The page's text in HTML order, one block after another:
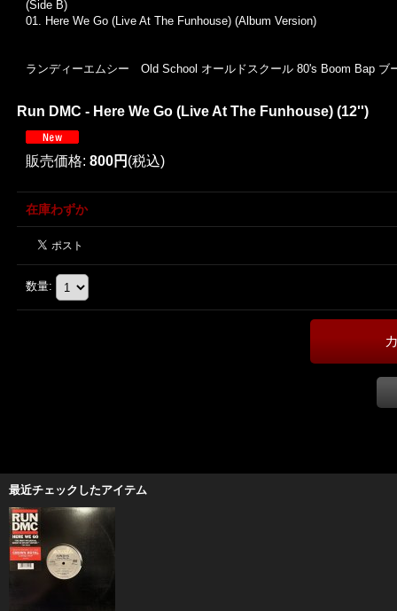
(Side B)
01. Here We Go (Live At The Funhouse) (Album Version)
ランディーエムシー Old School オールドスクール 80's Boom Bap ブ
Run DMC - Here We Go (Live At The Funhouse) (12'')
販売価格: 800円 (税込)
在庫わずか
数量:
最近チェックしたアイテム